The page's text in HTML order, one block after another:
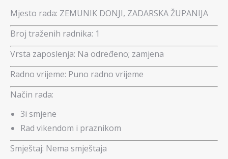
Mjesto rada: ZEMUNIK DONJI, ZADARSKA ŽUPANIJA
Broj traženih radnika: 1
Vrsta zaposlenja: Na određeno; zamjena
Radno vrijeme: Puno radno vrijeme
Način rada:
3i smjene
Rad vikendom i praznikom
Smještaj: Nema smještaja